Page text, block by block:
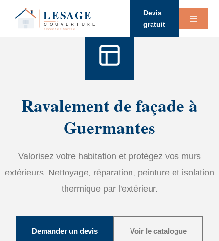
Devis
gratuit
Ravalement de façade à
Guermantes
Valorisez votre habitation et protégez vos murs
extérieurs. Nettoyage, réparation, peinture et isolation
thermique par l'extérieur.
Demander un devis Voir le catalogue